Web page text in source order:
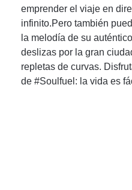
emprender el viaje en
infinito.Pero también
la melodía de su
deslizas por la gran
repletas de curvas.
de #Soulfuel: la vida es